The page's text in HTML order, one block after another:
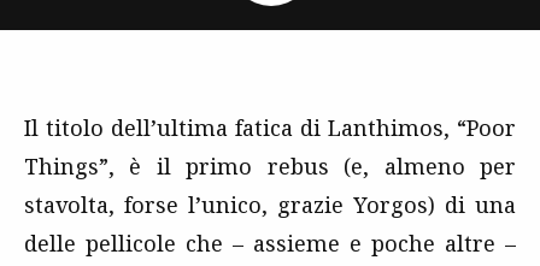
Il titolo dell’ultima fatica di Lanthimos, “Poor
Things”, è il primo rebus (e, almeno per
stavolta, forse l’unico, grazie Yorgos) di una
delle pellicole che – assieme e poche altre –